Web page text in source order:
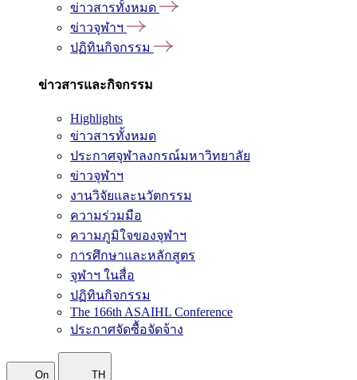
ข่าวสารทั้งหมด
ข่าวจุฬาฯ
ปฏิทินกิจกรรม
ข่าวสารและกิจกรรม
Highlights
ข่าวสารทั้งหมด
ประกาศจุฬาลงกรณ์มหาวิทยาลัย
ข่าวจุฬาฯ
งานวิจัยและนวัตกรรม
ความร่วมมือ
ความภูมิใจของจุฬาฯ
การศึกษาและหลักสูตร
จุฬาฯ ในสื่อ
ปฏิทินกิจกรรม
The 166th ASAIHL Conference
ประกาศจัดซื้อจัดจ้าง
On TH